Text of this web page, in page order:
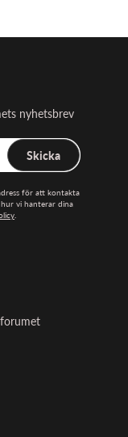
nyhetsbrev
Skicka
för att kontakta
vi hanterar dina
.